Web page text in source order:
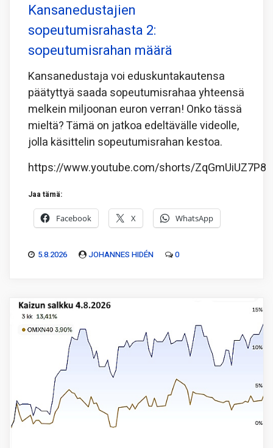
Kansanedustajien
sopeutumisrahasta 2:
sopeutumisrahan määrä
Kansanedustaja voi eduskuntakautensa
päätyttyä saada sopeutumisrahaa yhteensä
melkein miljoonan euron verran! Onko tässä
mieltä? Tämä on jatkoa edeltävälle videolle,
jolla käsittelin sopeutumisrahan kestoa.
https://www.youtube.com/shorts/ZqGmUiUZ7P8
Jaa tämä:
Facebook X WhatsApp
5.8.2026 JOHANNES HIDÉN 0